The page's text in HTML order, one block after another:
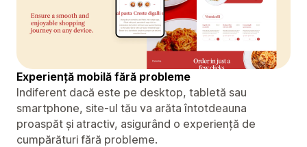
Experiență mobilă fără probleme
Indiferent dacă este pe desktop, tabletă sau
smartphone, site-ul tău va arăta întotdeauna
proaspăt și atractiv, asigurând o experiență de
cumpărături fără probleme.